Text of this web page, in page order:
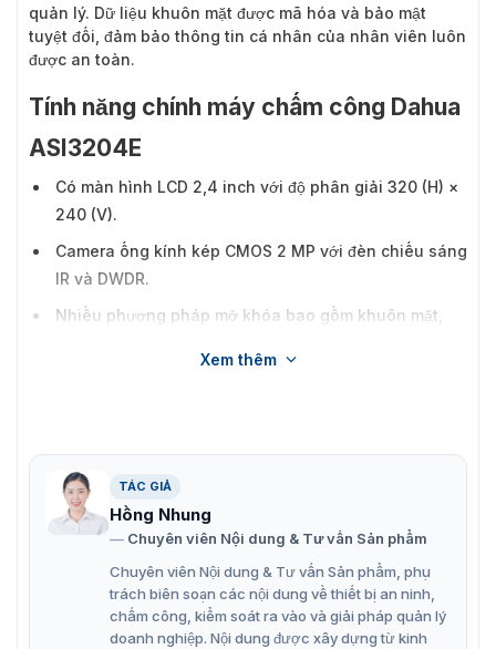
quản lý. Dữ liệu khuôn mặt được mã hóa và bảo mật
tuyệt đối, đảm bảo thông tin cá nhân của nhân viên luôn
được an toàn.
Tính năng chính máy chấm công Dahua
ASI3204E
Có màn hình LCD 2,4 inch với độ phân giải 320 (H) ×
240 (V).
Camera ống kính kép CMOS 2 MP với đèn chiếu sáng
IR và DWDR.
Nhiều phương pháp mở khóa bao gồm khuôn mặt,
hình các phương pháp mở khóa theo lịch trình hoặc
Hỗ trợ 1.000 người dùng, 1.000 khuôn mặt, 3.000 dấu
vân tay, 3.000 thẻ, 1.000 mật khẩu, 50 quản trị viên
và 100.000 bản ghi.
ft-4,92 ft) với độ chính xác 99,9% và so sánh 1 khuôn
mặt với N khuôn mặt với tốc độ 0,2 giây cho mỗi
Xem thêm
TÁC GIẢ
Hồng Nhung
Chuyên viên Nội dung & Tư vấn Sản phẩm
Chuyên viên Nội dung & Tư vấn Sản phẩm, phụ
trách biên soạn các nội dung về thiết bị an ninh,
chấm công, kiểm soát ra vào và giải pháp quản lý
doanh nghiệp. Nội dung được xây dựng từ kinh